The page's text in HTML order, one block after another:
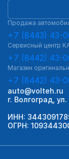
Продажа
+7 (8443) 43-
Сервисный центр
+7 (8442) 43-
Магазин
+7 (8442) 43-
auto@volteh.ru
г. Волгоград,
ИНН:
ОГРН: